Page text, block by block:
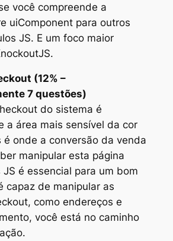
você compreende a
uiComponent para outros
JS. E um foco maior
(12% –
7 questões)
do sistema é
a área mais sensível da cor
é onde a conversão da venda
manipular esta página
é essencial para um bom
capaz de manipular as
como endereços e
você está no caminho